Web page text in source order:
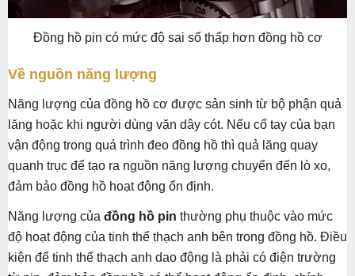
Đồng hồ pin có mức độ sai số thấp hơn đồng hồ cơ
Về nguồn năng lượng
Năng lượng của đồng hồ cơ được sản sinh từ bộ phận quả
lăng hoặc khi người dùng vặn dây cót. Nếu cổ tay của bạn
vận động trong quá trình đeo đồng hồ thì quả lăng quay
quanh trục để tạo ra nguồn năng lượng chuyển đến lò xo,
đảm bảo đồng hồ hoạt động ổn định.
Năng lượng của đồng hồ pin thường phụ thuộc vào mức
độ hoạt động của tinh thể thạch anh bên trong đồng hồ. Điều
kiện để tinh thể thạch anh dao động là phải có điện trường